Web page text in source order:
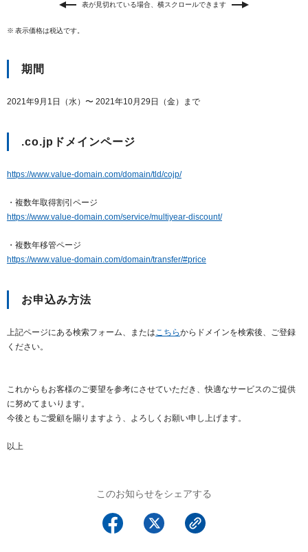
表が見切れている場合、横スクロールできます
表示価格は税込です。
期間
2021年9月1日（水）〜 2021年10月29日（金）まで
.co.jpドメインページ
https://www.value-domain.com/domain/tld/cojp/
・複数年取得割引ページ
https://www.value-domain.com/service/multiyear-discount/
・複数年移管ページ
https://www.value-domain.com/domain/transfer/#price
お申込み方法
上記ページにある検索フォーム、またはこちらからドメインを検索後、ご登録
ください。
これからもお客様のご要望を参考にさせていただき、快適なサービスのご提供
に努めてまいります。
今後ともご愛顧を賜りますよう、よろしくお願い申し上げます。
以上
このお知らせをシェアする